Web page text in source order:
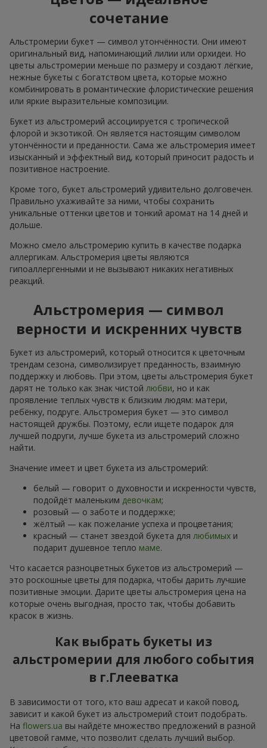
сочетание
Альстромерии букет — символ утончённости. Они имеют
оригинальный вид, напоминающий лилии или орхидеи. Но
цветы альстромерии меньше по размеру и создают лёгкие,
нежные букеты с богатством цвета, которые можно
комбинировать в романтические флористические решения
или яркие выразительные композиции.
Букет из альстромерий ассоциируется с тропической
флорой и экзотикой. Он является настоящим символом
утончённости и преданности. Сама же альстромерия имеет
изысканный и эффектный вид, который приносит радость и
позитивное настроение.
Кроме того, букет альстромерий удивительно долговечен.
Правильно ухаживайте за ними, чтобы сохранить
уникальные оттенки цветов и тонкий аромат на 14 дней и
дольше.
Можно смело альстромерию купить в качестве подарка
аллергикам. Альстромерия цветы являются
гипоаллергенными и не вызывают никаких негативных
реакций.
Альстромерия — символ
верности и искренних чувств
Букет из альстромерий, который относится к цветочным
трендам сезона, символизирует преданность, взаимную
поддержку и любовь. При этом, цветы альстромерия букет
дарят не только как знак чистой любви, но и как
проявление теплых чувств к близким людям: матери,
ребёнку, подруге. Альстромерия букет — это символ
настоящей дружбы. Поэтому, если ищете подарок для
лучшей подруги, лучше букета из альстромерий сложно
найти.
Значение имеет и цвет букета из альстромерий:
белый — говорит о духовности и искренности чувств,
подойдёт маленьким девочкам;
розовый — о заботе и поддержке;
жёлтый — как пожелание успеха и процветания;
красный — станет звездой букета для любимых и
подарит душевное тепло маме.
Что касается разноцветных букетов из альстромерий —
это роскошные цветы для подарка, чтобы дарить лучшие
позитивные эмоции. Дарите цветы альстромерия цена на
которые очень выгодная, просто так, чтобы добавить
красок в жизнь.
Как выбрать букеты из
альстромерии для любого события
в г.Глееватка
В зависимости от того, кто ваш адресат и какой повод,
зависит и какой букет из альстромерий стоит подобрать.
На flowers.ua вы найдёте множество предложений в разной
цветовой гамме, что позволит сделать лучший выбор.